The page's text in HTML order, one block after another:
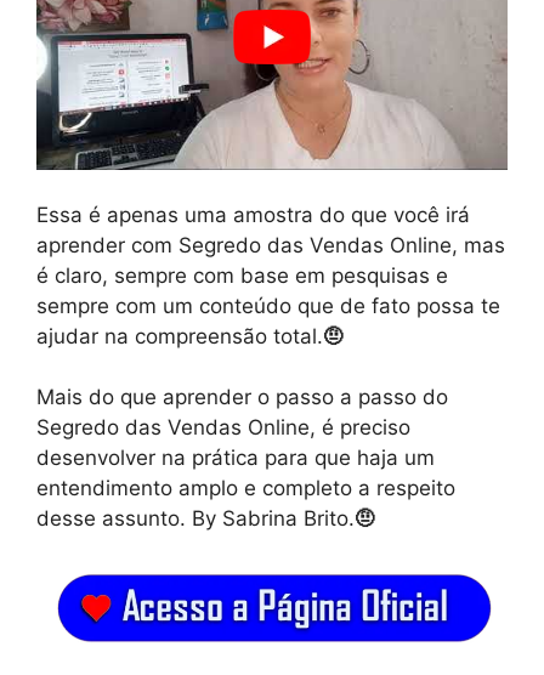
Essa é apenas uma amostra do que você irá
aprender com Segredo das Vendas Online, mas
é claro, sempre com base em pesquisas e
sempre com um conteúdo que de fato possa te
ajudar na compreensão total.🤨
Mais do que aprender o passo a passo do
Segredo das Vendas Online, é preciso
desenvolver na prática para que haja um
entendimento amplo e completo a respeito
desse assunto. By Sabrina Brito.🤨